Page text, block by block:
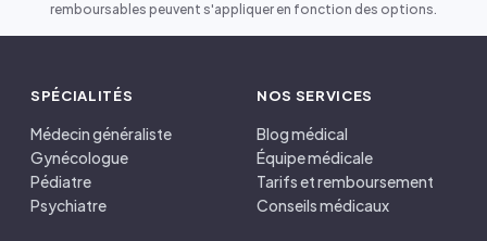
remboursables peuvent s'appliquer en fonction des options.
SPÉCIALITÉS
Médecin généraliste
Gynécologue
Pédiatre
Psychiatre
NOS SERVICES
Blog médical
Équipe médicale
Tarifs et remboursement
Conseils médicaux